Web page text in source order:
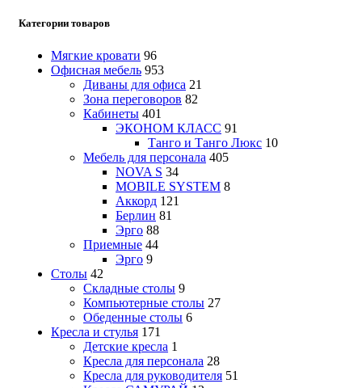
Категории товаров
Мягкие кровати 96
Офисная мебель 953
Диваны для офиса 21
Зона переговоров 82
Кабинеты 401
ЭКОНОМ КЛАСС 91
Танго и Танго Люкс 10
Мебель для персонала 405
NOVA S 34
MOBILE SYSTEM 8
Аккорд 121
Берлин 81
Эрго 88
Приемные 44
Эрго 9
Столы 42
Складные столы 9
Компьютерные столы 27
Обеденные столы 6
Кресла и стулья 171
Детские кресла 1
Кресла для персонала 28
Кресла для руководителя 51